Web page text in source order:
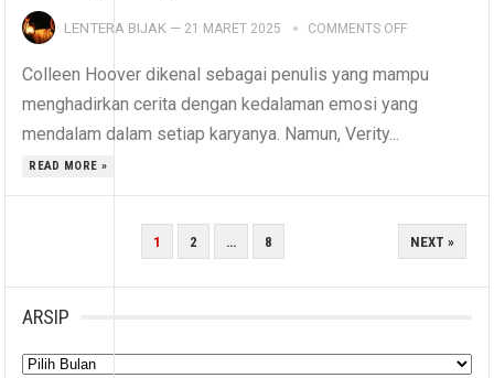
LENTERA BIJAK — 21 MARET 2025 COMMENTS OFF
Colleen Hoover dikenal sebagai penulis yang mampu
menghadirkan cerita dengan kedalaman emosi yang
mendalam dalam setiap karyanya. Namun, Verity...
READ MORE »
1 2 … 8 NEXT »
ARSIP
Arsip